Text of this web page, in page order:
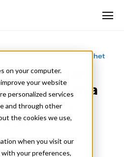
on your computer.
your website
personalized services
and through other
the cookies we use,
when you visit our
your preferences,
elförsörjning & driftsäkerhet
för
i nya
Svenska
Services, Svenska